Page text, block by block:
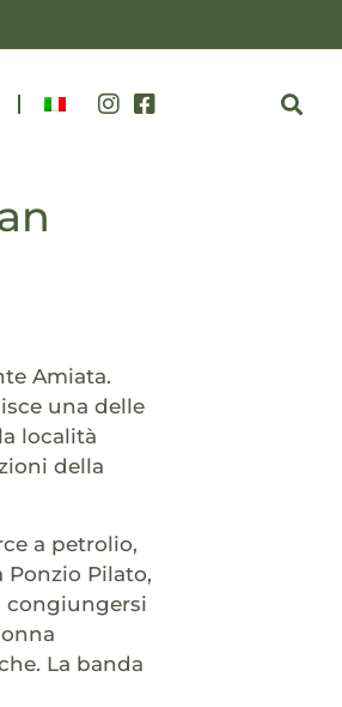
Amiata.
una delle
località
della
a petrolio,
Pilato,
congiungersi
La banda